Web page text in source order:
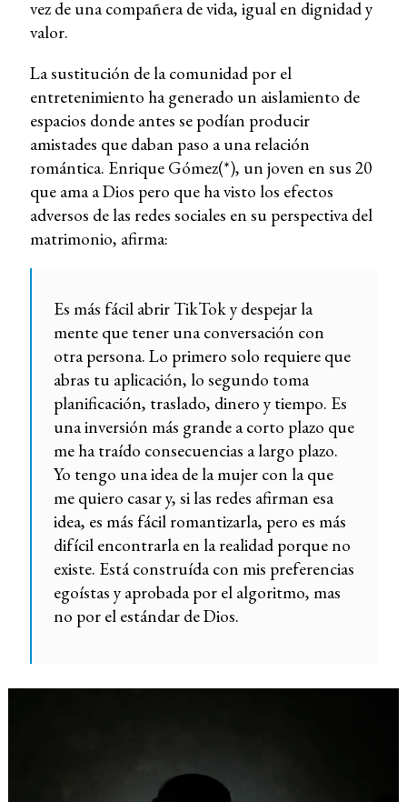
vez de una compañera de vida, igual en dignidad y
valor.
La sustitución de la comunidad por el
entretenimiento ha generado un aislamiento de
espacios donde antes se podían producir
amistades que daban paso a una relación
romántica. Enrique Gómez(*), un joven en sus 20
que ama a Dios pero que ha visto los efectos
adversos de las redes sociales en su perspectiva del
matrimonio, afirma:
Es más fácil abrir TikTok y despejar la
mente que tener una conversación con
otra persona. Lo primero solo requiere que
abras tu aplicación, lo segundo toma
planificación, traslado, dinero y tiempo. Es
una inversión más grande a corto plazo que
me ha traído consecuencias a largo plazo.
Yo tengo una idea de la mujer con la que
me quiero casar y, si las redes afirman esa
idea, es más fácil romantizarla, pero es más
difícil encontrarla en la realidad porque no
existe. Está construída con mis preferencias
egoístas y aprobada por el algoritmo, mas
no por el estándar de Dios.